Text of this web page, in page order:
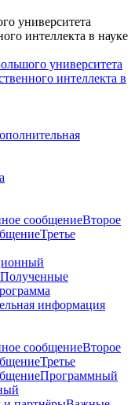
университета
интеллекта в науке
университета
интеллекта в
сообщениеВторое
Третье
Полученные
информация
сообщениеВторое
Третье
Программный